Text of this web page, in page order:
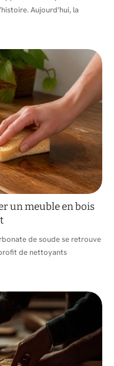
Aujourd’hui, la
un meuble en bois
de soude se retrouve
de nettoyants